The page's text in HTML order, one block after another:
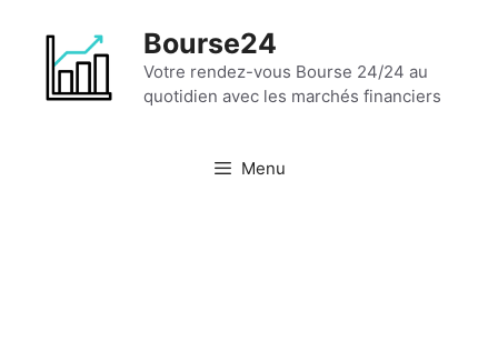
contenu
Bourse24
Votre rendez-vous Bourse 24/24 au
quotidien avec les marchés financiers
Menu